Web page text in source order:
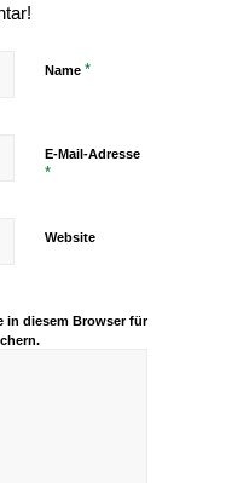
Name *
E-Mail-Adresse
*
Website
in diesem Browser für